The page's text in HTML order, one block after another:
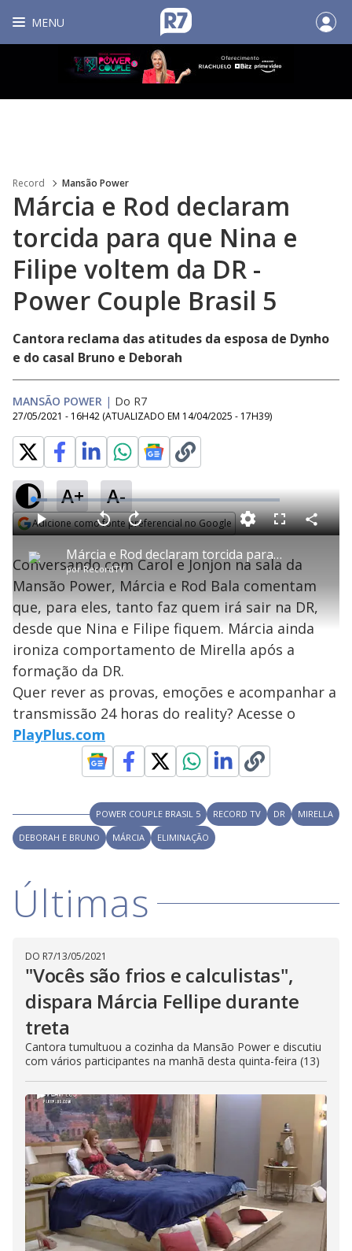
MENU
Record Mansão Power
Márcia e Rod declaram
torcida para que Nina e
Filipe voltem da DR -
Power Couple Brasil 5
Cantora reclama das atitudes da esposa de Dynho
e do casal Bruno e Deborah
MANSÃO POWER | Do R7
27/05/2021 - 16H42 (ATUALIZADO EM 14/04/2025 - 17H39)
A+ A-
Adicione como fonte preferencial no Google
P
l
a
y
V
i
d
e
Márcia e Rod declaram torcida para que Nina e Filipe voltem da DR - Power Couple Brasil 5
porRecordTV
P V
t
a
r
0
e
g
n
d
s
A
n
ç
a
1
s
e
u
n
o
s
M
u
o
L
o
a
d
e
5
.
6
0
%
F
l
s
c
e
n
C
o
i
h
a
Conversando com Carol e Jonjon na sala da
Mansão Power, Márcia e Rod Bala comentam
que, para eles, tanto faz quem irá sair na DR,
desde que Nina e Filipe fiquem. Márcia ainda
ironiza comportamento de Mirella após a
formação da DR.
Quer rever as provas, emoções e acompanhar a
transmissão 24 horas do reality? Acesse o
PlayPlus.com
POWER COUPLE BRASIL 5 RECORD TV DR
MIRELLA
DEBORAH E BRUNO
MÁRCIA ELIMINAÇÃO
Últimas
DO R7/13/05/2021
"Vocês são frios e calculistas",
dispara Márcia Fellipe durante
treta
Cantora tumultuou a cozinha da Mansão Power e discutiu
com vários participantes na manhã desta quinta-feira (13)